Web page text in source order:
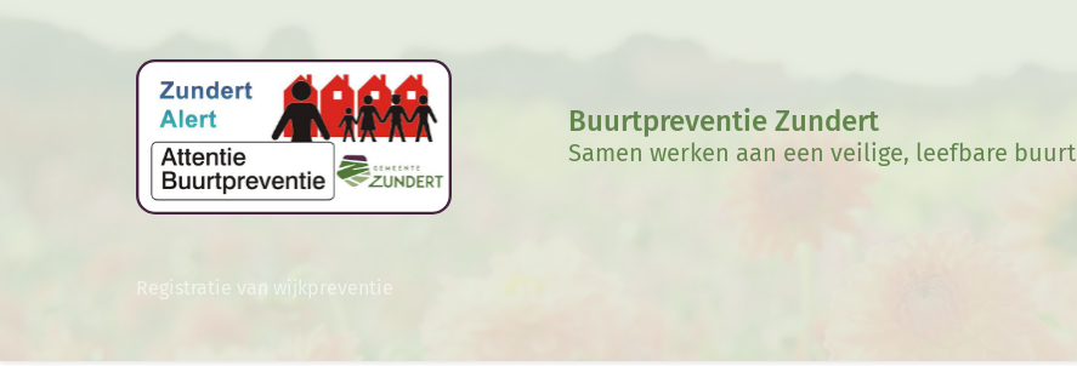
Buurtpreventie Zundert
Samen werken aan een veilige, leefbare buurt
Registratie van wijkpreventie